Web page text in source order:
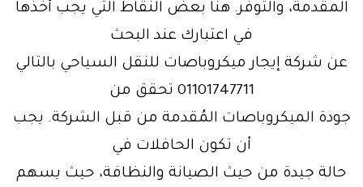
المقدمة، والتوفر. هنا بعض النقاط التي يجب أخذها
في اعتبارك عند البحث
عن شركة إيجار ميكروباصات للنقل السياحي بالتالي
01101747711 تحقق من
جودة الميكروباصات المُقدمة من قبل الشركة. يجب
أن تكون الحافلات في
حالة جيدة من حيث الصيانة والنظافة، حيث يسهم